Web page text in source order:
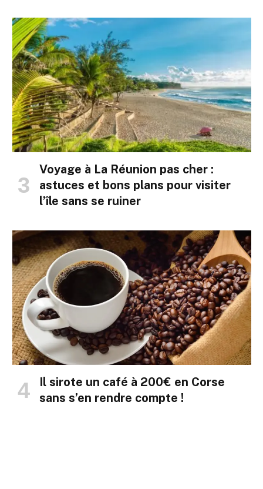
Voyage à La Réunion pas cher :
astuces et bons plans pour visiter
l’île sans se ruiner
Il sirote un café à 200€ en Corse
sans s’en rendre compte !